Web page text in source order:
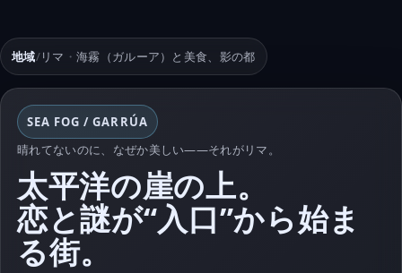
地域/リマ ・ 海霧（ガルーア）と美食、影の都
SEA FOG / GARRÚA
晴れてないのに、なぜか美しい——それがリマ。
太平洋の崖の上。
恋と謎が“入口”から始ま
る街。